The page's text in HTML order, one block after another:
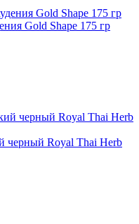
Gold Shape 175 гр
черный Royal Thai Herb